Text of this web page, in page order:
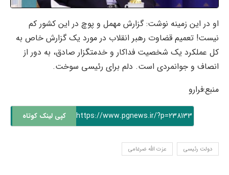
او در این زمینه نوشت: گزارش مهمل و پوچ در این کشور کم
نیست! تعمیم قضاوت رهبر انقلاب در مورد یک گزارش خاص به
کل عملکرد یک شخصیت فداکار و خدمتگزار صادق، به دور از
انصاف و جوانمردی است. دلم برای رئیسی سوخت.
منبع:فرارو
https://www.pgnews.ir/?p=238133 کپی لینک کوتاه
دولت رئیسی عزت الله ضرغامی